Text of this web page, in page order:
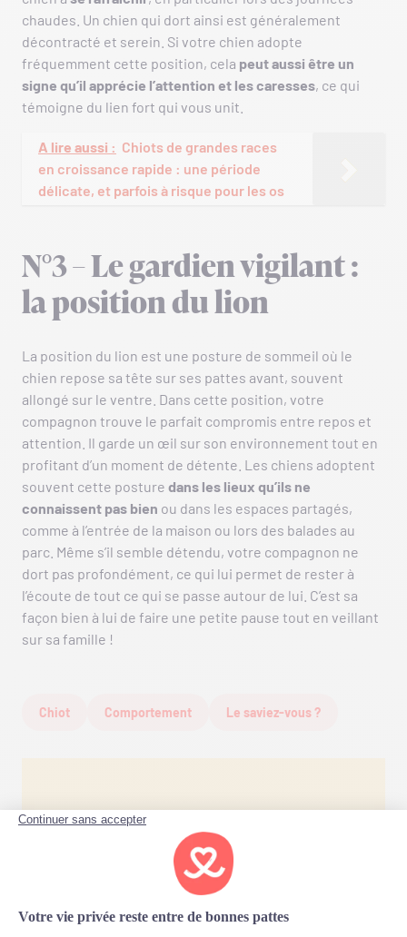
chaudes. Un chien qui dort ainsi est généralement
décontracté et serein. Si votre chien adopte
fréquemment cette position, cela peut aussi être un
signe qu’il apprécie l’attention et les caresses, ce qui
témoigne du lien fort qui vous unit.
A lire aussi : Chiots de grandes races
en croissance rapide : une période
délicate, et parfois à risque pour les os
N°3 – Le gardien vigilant :
la position du lion
La position du lion est une posture de sommeil où le
chien repose sa tête sur ses pattes avant, souvent
allongé sur le ventre. Dans cette position, votre
compagnon trouve le parfait compromis entre repos et
attention. Il garde un œil sur son environnement tout en
profitant d’un moment de détente. Les chiens adoptent
souvent cette posture dans les lieux qu’ils ne
connaissent pas bien ou dans les espaces partagés,
comme à l’entrée de la maison ou lors des balades au
parc. Même s’il semble détendu, votre compagnon ne
dort pas profondément, ce qui lui permet de rester à
l’écoute de tout ce qui se passe autour de lui. C’est sa
façon bien à lui de faire une petite pause tout en veillant
sur sa famille !
Chiot Comportement Le saviez-vous ?